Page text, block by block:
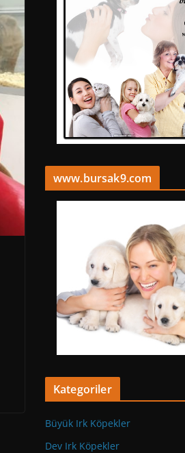
www.bursak9.com
Kategoriler
Büyük Irk Köpekler
Dev Irk Köpekler